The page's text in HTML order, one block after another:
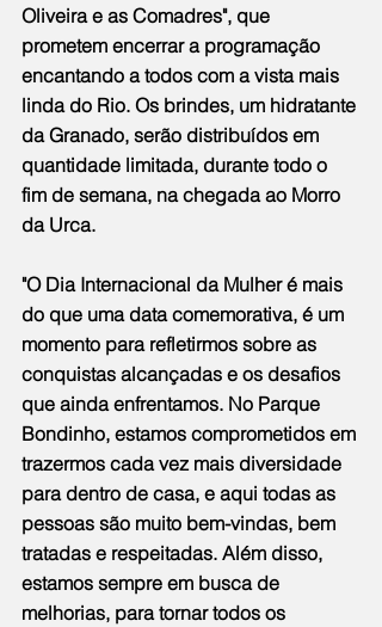
Oliveira e as Comadres", que
prometem encerrar a programação
encantando a todos com a vista mais
linda do Rio. Os brindes, um hidratante
da Granado, serão distribuídos em
quantidade limitada, durante todo o
fim de semana, na chegada ao Morro
da Urca.
"O Dia Internacional da Mulher é mais
do que uma data comemorativa, é um
momento para refletirmos sobre as
conquistas alcançadas e os desafios
que ainda enfrentamos. No Parque
Bondinho, estamos comprometidos em
trazermos cada vez mais diversidade
para dentro de casa, e aqui todas as
pessoas são muito bem-vindas, bem
tratadas e respeitadas. Além disso,
estamos sempre em busca de
melhorias, para tornar todos os